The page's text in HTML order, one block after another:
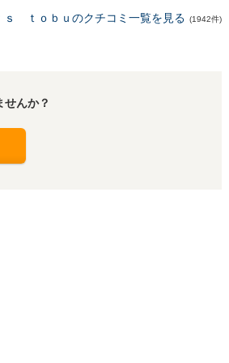
ｓ ｔｏｂｕのクチコミ一覧を見る (1942件)
んか？